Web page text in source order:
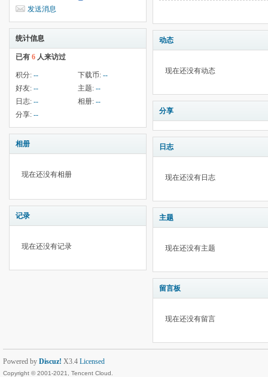
发送消息
统计信息
已有 6 人来访过
积分: -- 下载币: --
好友: -- 主题: --
日志: -- 相册: --
分享: --
相册
现在还没有相册
记录
现在还没有记录
动态
现在还没有动态
分享
日志
现在还没有日志
主题
现在还没有主题
留言板
现在还没有留言
Powered by Discuz! X3.4 Licensed
Copyright © 2001-2021, Tencent Cloud.